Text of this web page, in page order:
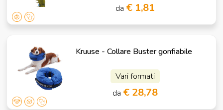
da € 1,81
Kruuse - Collare Buster gonfiabile
Vari formati
da € 28,78